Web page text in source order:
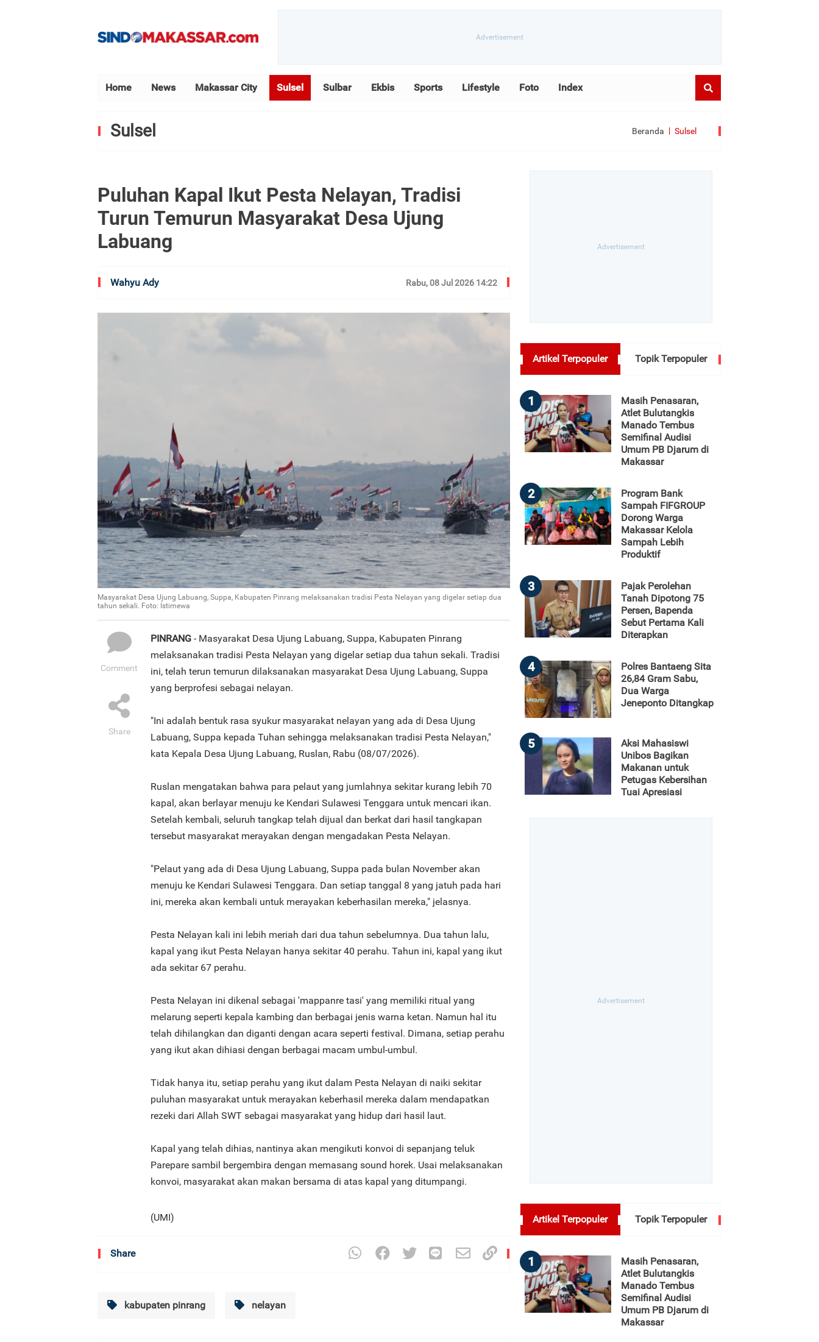
Home News Makassar City Sulsel Sulbar Ekbis Sports Lifestyle Foto Index
Sulsel Beranda Sulsel
Puluhan Kapal Ikut Pesta Nelayan, Tradisi
Turun Temurun Masyarakat Desa Ujung
Labuang
Wahyu Ady Rabu, 08 Jul 2026 14:22
Masyarakat Desa Ujung Labuang, Suppa, Kabupaten Pinrang melaksanakan tradisi Pesta Nelayan yang digelar setiap dua
tahun sekali. Foto: Istimewa
Comment
Share
PINRANG - Masyarakat Desa Ujung Labuang, Suppa, Kabupaten Pinrang
melaksanakan tradisi Pesta Nelayan yang digelar setiap dua tahun sekali. Tradisi
ini, telah terun temurun dilaksanakan masyarakat Desa Ujung Labuang, Suppa
yang berprofesi sebagai nelayan.
"Ini adalah bentuk rasa syukur masyarakat nelayan yang ada di Desa Ujung
Labuang, Suppa kepada Tuhan sehingga melaksanakan tradisi Pesta Nelayan,"
kata Kepala Desa Ujung Labuang, Ruslan, Rabu (08/07/2026).
Ruslan mengatakan bahwa para pelaut yang jumlahnya sekitar kurang lebih 70
kapal, akan berlayar menuju ke Kendari Sulawesi Tenggara untuk mencari ikan.
Setelah kembali, seluruh tangkap telah dijual dan berkat dari hasil tangkapan
tersebut masyarakat merayakan dengan mengadakan Pesta Nelayan.
"Pelaut yang ada di Desa Ujung Labuang, Suppa pada bulan November akan
menuju ke Kendari Sulawesi Tenggara. Dan setiap tanggal 8 yang jatuh pada hari
ini, mereka akan kembali untuk merayakan keberhasilan mereka," jelasnya.
Pesta Nelayan kali ini lebih meriah dari dua tahun sebelumnya. Dua tahun lalu,
kapal yang ikut Pesta Nelayan hanya sekitar 40 perahu. Tahun ini, kapal yang ikut
ada sekitar 67 perahu.
Pesta Nelayan ini dikenal sebagai 'mappanre tasi' yang memiliki ritual yang
melarung seperti kepala kambing dan berbagai jenis warna ketan. Namun hal itu
telah dihilangkan dan diganti dengan acara seperti festival. Dimana, setiap perahu
yang ikut akan dihiasi dengan berbagai macam umbul-umbul.
Tidak hanya itu, setiap perahu yang ikut dalam Pesta Nelayan di naiki sekitar
puluhan masyarakat untuk merayakan keberhasil mereka dalam mendapatkan
rezeki dari Allah SWT sebagai masyarakat yang hidup dari hasil laut.
Kapal yang telah dihias, nantinya akan mengikuti konvoi di sepanjang teluk
Parepare sambil bergembira dengan memasang sound horek. Usai melaksanakan
konvoi, masyarakat akan makan bersama di atas kapal yang ditumpangi.
(UMI)
Share
kabupaten pinrang nelayan
Artikel Terpopuler Topik Terpopuler
1
Masih Penasaran,
Atlet Bulutangkis
Manado Tembus
Semifinal Audisi
Umum PB Djarum di
Makassar
2
Program Bank
Sampah FIFGROUP
Dorong Warga
Makassar Kelola
Sampah Lebih
Produktif
3
Pajak Perolehan
Tanah Dipotong 75
Persen, Bapenda
Sebut Pertama Kali
Diterapkan
4
Polres Bantaeng Sita
26,84 Gram Sabu,
Dua Warga
Jeneponto Ditangkap
5
Aksi Mahasiswi
Unibos Bagikan
Makanan untuk
Petugas Kebersihan
Tuai Apresiasi
Artikel Terpopuler Topik Terpopuler
1
Masih Penasaran,
Atlet Bulutangkis
Manado Tembus
Semifinal Audisi
Umum PB Djarum di
Makassar